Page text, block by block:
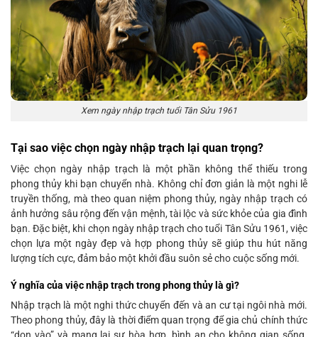
Xem ngày nhập trạch tuổi Tân Sửu 1961
Tại sao việc chọn ngày nhập trạch lại quan trọng?
Việc chọn ngày nhập trạch là một phần không thể thiếu trong
phong thủy khi bạn chuyển nhà. Không chỉ đơn giản là một nghi lễ
truyền thống, mà theo quan niệm phong thủy, ngày nhập trạch có
ảnh hưởng sâu rộng đến vận mệnh, tài lộc và sức khỏe của gia đình
bạn. Đặc biệt, khi chọn ngày nhập trạch cho tuổi Tân Sửu 1961, việc
chọn lựa một ngày đẹp và hợp phong thủy sẽ giúp thu hút năng
lượng tích cực, đảm bảo một khởi đầu suôn sẻ cho cuộc sống mới.
Ý nghĩa của việc nhập trạch trong phong thủy là gì?
Nhập trạch là một nghi thức chuyển đến và an cư tại ngôi nhà mới.
Theo phong thủy, đây là thời điểm quan trọng để gia chủ chính thức